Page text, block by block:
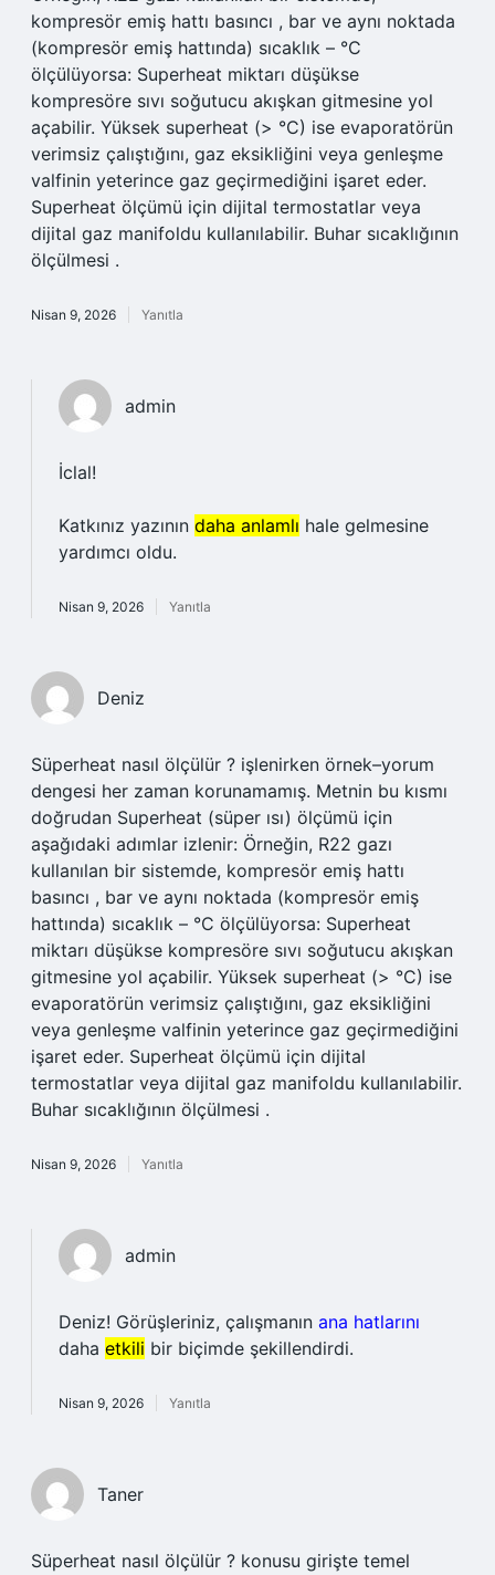
kompresör emiş hattı basıncı , bar ve aynı noktada
(kompresör emiş hattında) sıcaklık – °C
ölçülüyorsa: Superheat miktarı düşükse
kompresöre sıvı soğutucu akışkan gitmesine yol
açabilir. Yüksek superheat (> °C) ise evaporatörün
verimsiz çalıştığını, gaz eksikliğini veya genleşme
valfinin yeterince gaz geçirmediğini işaret eder.
Superheat ölçümü için dijital termostatlar veya
dijital gaz manifoldu kullanılabilir. Buhar sıcaklığının
ölçülmesi .
Nisan 9, 2026 Yanıtla
admin
İclal!
Katkınız yazının daha anlamlı hale gelmesine
yardımcı oldu.
Nisan 9, 2026 Yanıtla
Deniz
Süperheat nasıl ölçülür ? işlenirken örnek–yorum
dengesi her zaman korunamamış. Metnin bu kısmı
doğrudan Superheat (süper ısı) ölçümü için
aşağıdaki adımlar izlenir: Örneğin, R22 gazı
kullanılan bir sistemde, kompresör emiş hattı
basıncı , bar ve aynı noktada (kompresör emiş
hattında) sıcaklık – °C ölçülüyorsa: Superheat
miktarı düşükse kompresöre sıvı soğutucu akışkan
gitmesine yol açabilir. Yüksek superheat (> °C) ise
evaporatörün verimsiz çalıştığını, gaz eksikliğini
veya genleşme valfinin yeterince gaz geçirmediğini
işaret eder. Superheat ölçümü için dijital
termostatlar veya dijital gaz manifoldu kullanılabilir.
Buhar sıcaklığının ölçülmesi .
Nisan 9, 2026 Yanıtla
admin
Deniz! Görüşleriniz, çalışmanın ana hatlarını
daha etkili bir biçimde şekillendirdi.
Nisan 9, 2026 Yanıtla
Taner
Süperheat nasıl ölçülür ? konusu girişte temel